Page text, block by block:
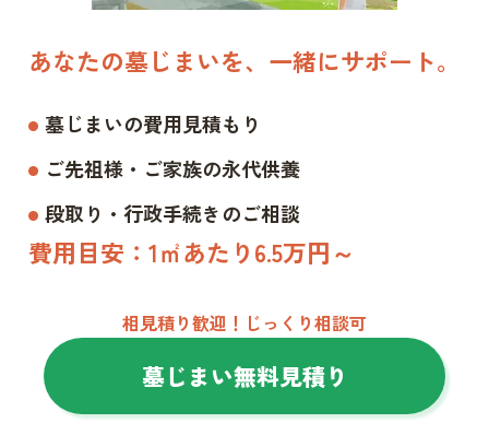
あなたの墓じまいを、一緒にサポート。
墓じまいの費用見積もり
ご先祖様・ご家族の永代供養
段取り・行政手続きのご相談
費用目安：1㎡あたり6.5万円～
相見積り歓迎！じっくり相談可
墓じまい無料見積り